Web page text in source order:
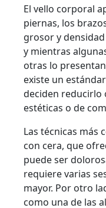
El vello corporal
piernas, los
grosor y
y mientras
otras lo
existe un
deciden reducirlo
estéticas o de
Las técnicas más
con cera, que
puede ser
requiere varias
mayor. Por otro
como una de las